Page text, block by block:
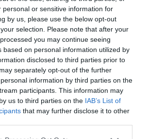
personal or sensitive information for
by us, please use the below opt-out
selection. Please note that after your
you may continue seeing
based on personal information utilized by
disclosed to third parties prior to
separately opt-out of the further
information by third parties on the
participants. This information may
us to third parties on the IAB’s List of
that may further disclose it to other